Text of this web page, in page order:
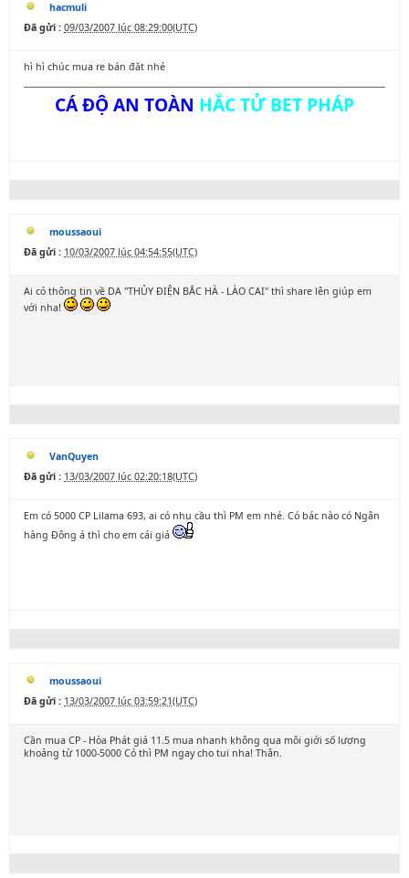
hacmuli
Đã gửi : 09/03/2007 lúc 08:29:00(UTC)
hì hì chúc mua re bán đăt nhé
CÁ ĐỘ AN TOÀN HẮC TỬ BET PHÁP
moussaoui
Đã gửi : 10/03/2007 lúc 04:54:55(UTC)
Ai có thông tin về DA "THỦY ĐIỆN BẮC HÀ - LÀO CAI" thì share lên giúp em
với nha!
VanQuyen
Đã gửi : 13/03/2007 lúc 02:20:18(UTC)
Em có 5000 CP Lilama 693, ai có nhu cầu thì PM em nhé. Có bác nào có Ngân
hàng Đông á thì cho em cái giá
moussaoui
Đã gửi : 13/03/2007 lúc 03:59:21(UTC)
Cần mua CP - Hòa Phát giá 11.5 mua nhanh không qua môi giới số lượng
khoảng từ 1000-5000 Có thì PM ngay cho tui nha! Thân.